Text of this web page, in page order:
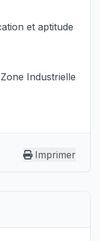
et aptitude
Industrielle
Imprimer